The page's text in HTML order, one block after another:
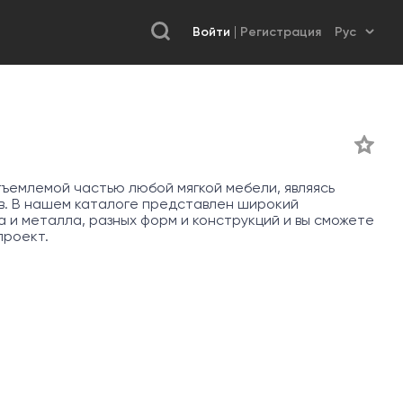
Войти Регистрация
частью любой мягкой мебели, являясь
В нашем каталоге представлен широкий
металла, разных форм и конструкций и вы сможете